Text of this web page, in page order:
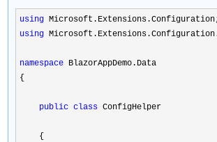
using
using
namespace BlazorAppDemo.Data
{
public class ConfigHelper
    {